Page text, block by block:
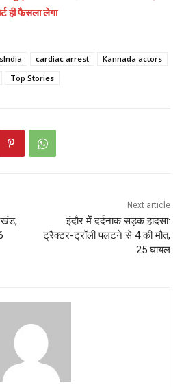
ही फैसला लेगा
cardiac arrest
Kannada actors
Top Stories
Next article
इंदौर में दर्दनाक सड़क हादसा:
ट्रैक्टर-ट्रॉली पलटने से 4 की मौत,
25 घायल